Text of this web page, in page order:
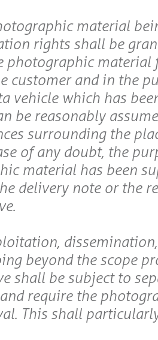
material
rights shall be
photographic material
customer and in the
vehicle which has
be reasonably
surrounding the
of any doubt, the
material has been
delivery note or the
beyond the scope
shall be subject to
require the
This shall